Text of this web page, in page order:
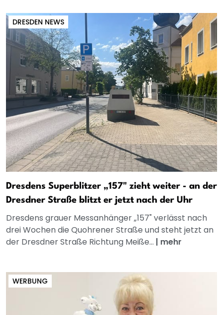
DRESDEN NEWS
Dresdens Superblitzer „157" zieht weiter - an der
Dresdner Straße blitzt er jetzt nach der Uhr
Dresdens grauer Messanhänger „157" verlässt nach
drei Wochen die Quohrener Straße und steht jetzt an
der Dresdner Straße Richtung Meiße... | mehr
WERBUNG